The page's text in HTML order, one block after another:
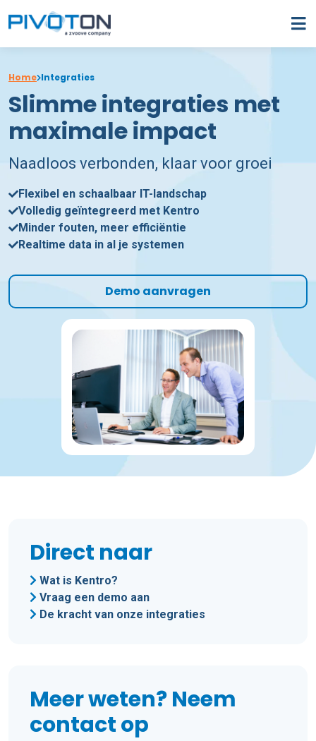
Home Integraties
Slimme integraties met
maximale impact
Naadloos verbonden, klaar voor groei
Flexibel en schaalbaar IT-landschap
Volledig geïntegreerd met Kentro
Minder fouten, meer efficiëntie
Realtime data in al je systemen
Demo aanvragen
Direct naar
Wat is Kentro?
Vraag een demo aan
De kracht van onze integraties
Meer weten? Neem
contact op